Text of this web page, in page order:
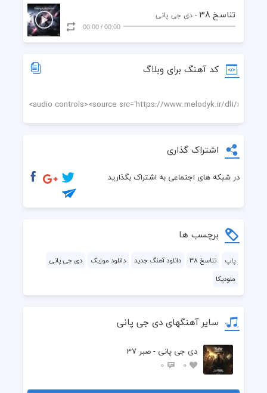
تناسخ 38 - دی جی پانی
00:00
/
00:00
کد آهنگ برای وبلاگ
اشتراک گذاری
در شبکه های اجتماعی به اشتراک بگذارید
برچسب ها
پاپ تناسخ 38 دانلود آهنگ جدید دانلود موزیک
دی جی پانی
ملودیکا
سایر آهنگهای دی جی پانی
دی جی پانی - صبر 37
0
0